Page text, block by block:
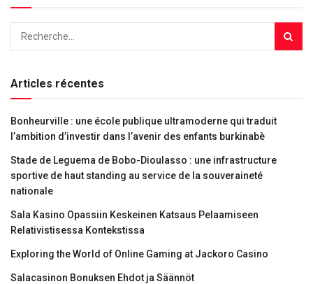
Articles récentes
Bonheurville : une école publique ultramoderne qui traduit
l’ambition d’investir dans l’avenir des enfants burkinabè
Stade de Leguema de Bobo-Dioulasso : une infrastructure
sportive de haut standing au service de la souveraineté
nationale
Sala Kasino Opassiin Keskeinen Katsaus Pelaamiseen
Relativistisessa Kontekstissa
Exploring the World of Online Gaming at Jackoro Casino
Salacasinon Bonuksen Ehdot ja Säännöt